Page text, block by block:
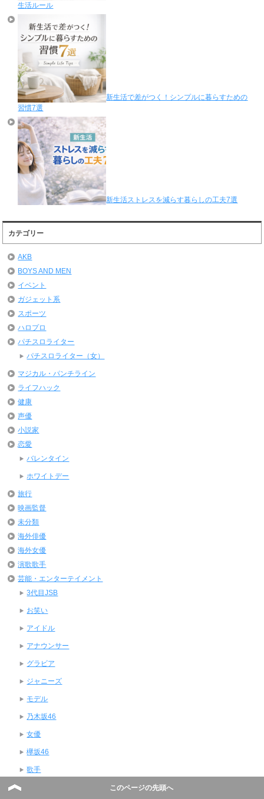
生活ルール
新生活で差がつく！シンプルに暮らすための
習慣7選
新生活ストレスを減らす暮らしの工夫7選
カテゴリー
AKB
BOYS AND MEN
イベント
ガジェット系
スポーツ
ハロプロ
パチスロライター
パチスロライター（女）
マジカル・パンチライン
ライフハック
健康
声優
小説家
恋愛
バレンタイン
ホワイトデー
旅行
映画監督
未分類
海外俳優
海外女優
演歌歌手
芸能・エンターテイメント
3代目JSB
お笑い
アイドル
アナウンサー
グラビア
ジャニーズ
モデル
乃木坂46
女優
欅坂46
歌手
このページの先頭へ